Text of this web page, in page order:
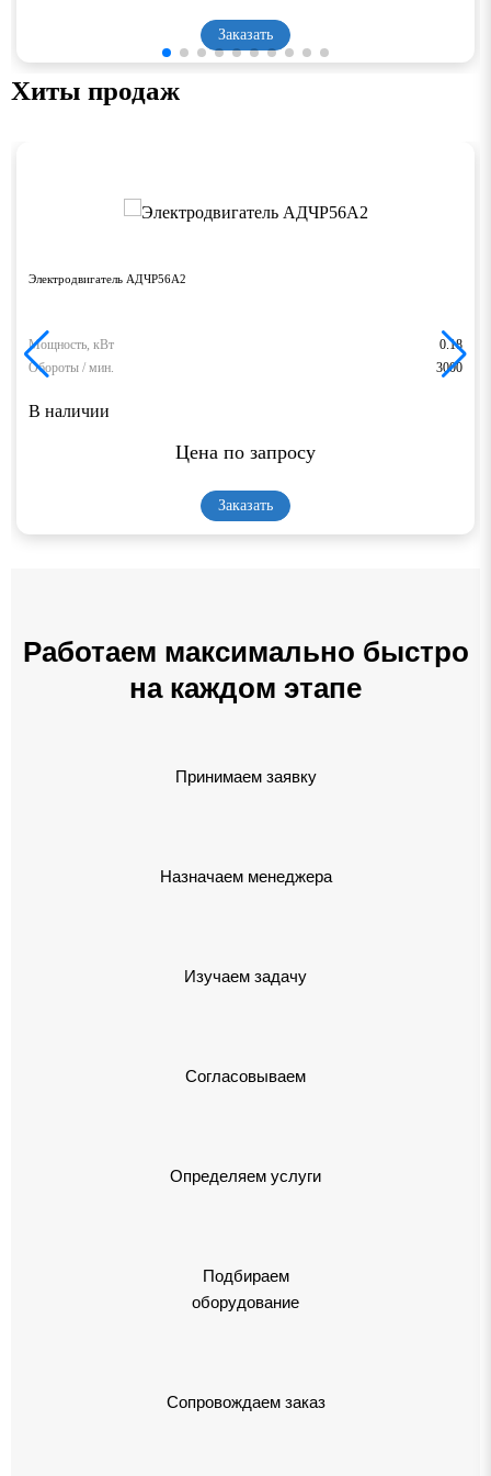
Заказать
Хиты продаж
Электродвигатель АДЧР56А2
Мощность, кВт
0.18
Обороты / мин.
3000
В наличии
Цена по запросу
Заказать
Работаем максимально быстро
на каждом этапе
Принимаем заявку
Назначаем менеджера
Изучаем задачу
Согласовываем
Определяем услуги
Подбираем
оборудование
Сопровождаем заказ